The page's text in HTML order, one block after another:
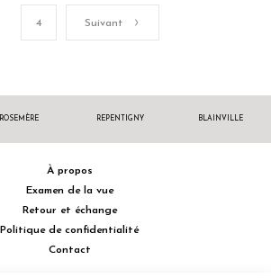
4 Suivant
ROSEMÈRE REPENTIGNY BLAINVILLE
À propos
Examen de la vue
Retour et échange
Politique de confidentialité
Contact